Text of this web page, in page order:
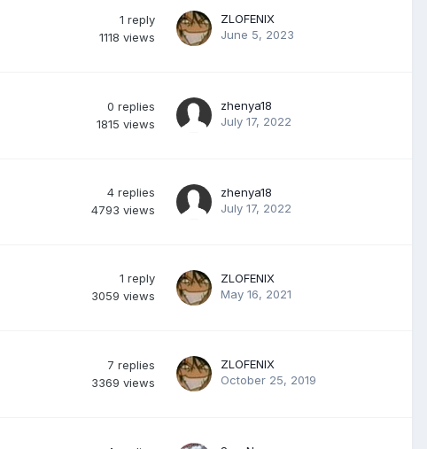
1 reply
1118 views
ZLOFENIX
June 5, 2023
0 replies
1815 views
zhenya18
July 17, 2022
4 replies
4793 views
zhenya18
July 17, 2022
1 reply
3059 views
ZLOFENIX
May 16, 2021
7 replies
3369 views
ZLOFENIX
October 25, 2019